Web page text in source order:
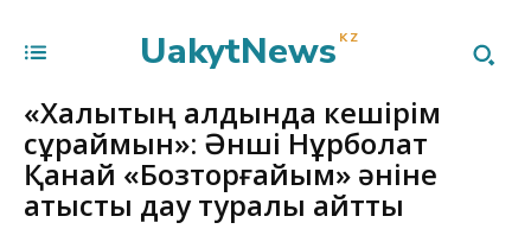
UakytNews KZ
«Халықтың алдында кешірім
сұраймын»: Әнші Нұрболат
Қанай «Бозторғайым» әніне
қатысты дау туралы айтты